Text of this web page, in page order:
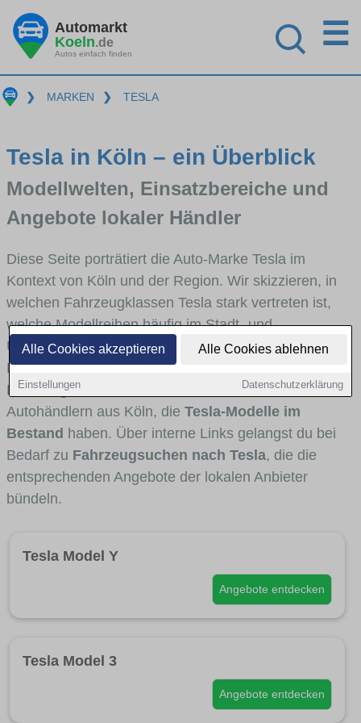
Alle Cookies akzeptieren Alle Cookies ablehnen
Einstellungen Datenschutzerklärung
Automarkt
Koeln.de
Autos einfach finden
☰
❯ MARKEN ❯ TESLA
Tesla in Köln – ein Überblick
Modellwelten, Einsatzbereiche und
Angebote lokaler Händler
Diese Seite porträtiert die Auto-Marke Tesla im
Kontext von Köln und der Region. Wir skizzieren, in
welchen Fahrzeugklassen Tesla stark vertreten ist,
welche Modellreihen häufig im Stadt- und
Umlandverkehr zu sehen sind und für welche
Fahrertypen die Marke interessant ist. Viele
Fahrzeuge stammen von Autohäusern und
Autohändlern aus Köln, die Tesla-Modelle im
Bestand haben. Über interne Links gelangst du bei
Bedarf zu Fahrzeugsuchen nach Tesla, die die
entsprechenden Angebote der lokalen Anbieter
bündeln.
Tesla Model Y
Angebote entdecken
Tesla Model 3
Angebote entdecken